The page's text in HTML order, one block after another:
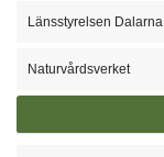
Länsstyrelsen Dalarna
Naturvårdsverket